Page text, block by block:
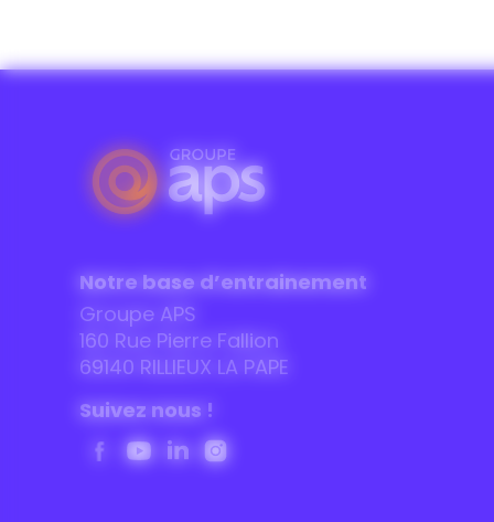
Notre base d’entrainement
Groupe APS
160 Rue Pierre Fallion
69140 RILLIEUX LA PAPE
Suivez nous !